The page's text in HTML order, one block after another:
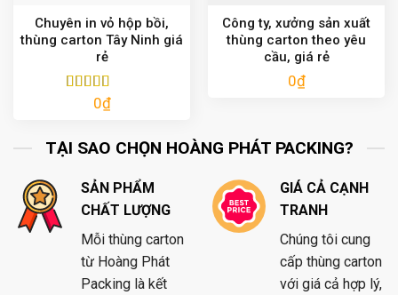
Chuyên in vỏ hộp bồi,
thùng carton Tây Ninh giá
rẻ
Được xếp
0₫
Công ty, xưởng sản xuất
thùng carton theo yêu
cầu, giá rẻ
0₫
TẠI SAO CHỌN HOÀNG PHÁT PACKING?
SẢN PHẨM
CHẤT LƯỢNG
Mỗi thùng carton
từ Hoàng Phát
Packing là kết
GIÁ CẢ CẠNH
TRANH
Chúng tôi cung
cấp thùng carton
với giá cả hợp lý,